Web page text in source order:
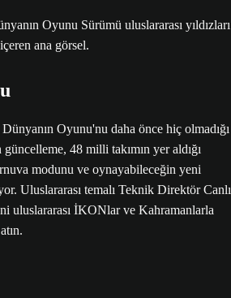
Oyunu'nu daha önce hiç olmadığı
48 milli takımın yer aldığı
modunu ve oynayabileceğin yeni
Uluslararası temalı Teknik Direktör Canlı
uluslararası İKONlar ve Kahramanlarla